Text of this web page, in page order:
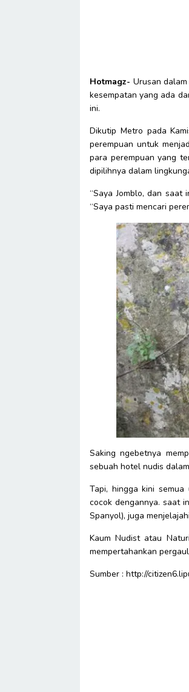
Hotmagz- Urusan
kesempatan yang ada
ini.
Dikutip Metro pada
perempuan untuk
para perempuan yang
dipilihnya dalam
“Saya Jomblo, dan saat
“Saya pasti mencari
Saking ngebetnya
sebuah hotel nudis
Tapi, hingga kini
cocok dengannya. saat
Spanyol), juga
Kaum Nudist atau
mempertahankan
Sumber : http://